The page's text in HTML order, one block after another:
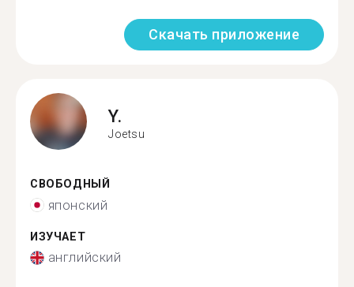
Скачать приложение
Y.
Joetsu
СВОБОДНЫЙ
японский
ИЗУЧАЕТ
английский